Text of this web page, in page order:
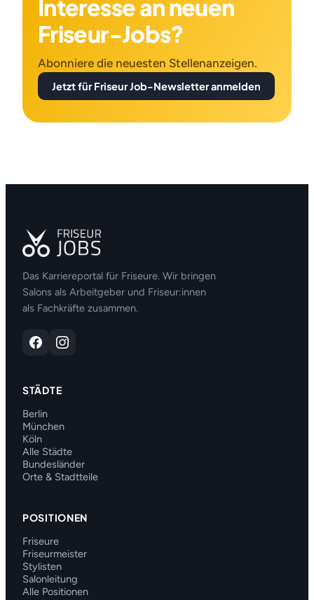
Interesse an neuen
Friseur-Jobs?
Abonniere die neuesten Stellenanzeigen.
Jetzt für Friseur Job-Newsletter anmelden
Das Karriereportal für Friseure. Wir bringen
Salons als Arbeitgeber und Friseur:innen
als Fachkräfte zusammen.
STÄDTE
Berlin
München
Köln
Alle Städte
Bundesländer
Orte & Stadtteile
POSITIONEN
Friseure
Friseurmeister
Stylisten
Salonleitung
Alle Positionen